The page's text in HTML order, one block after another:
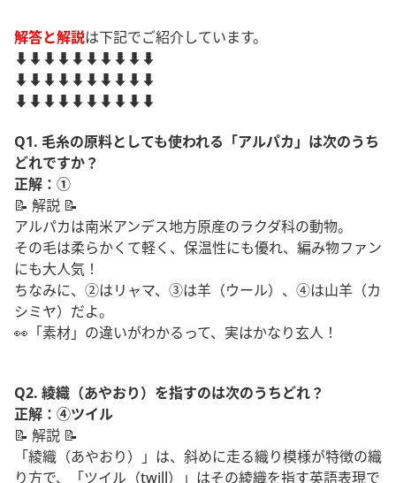
解答と解説は下記でご紹介しています。
⬇️⬇️⬇️⬇️⬇️⬇️⬇️⬇️⬇️⬇️
⬇️⬇️⬇️⬇️⬇️⬇️⬇️⬇️⬇️⬇️
⬇️⬇️⬇️⬇️⬇️⬇️⬇️⬇️⬇️⬇️
Q1. 毛糸の原料としても使われる「アルパカ」は次のうち
どれですか？
正解：①
📝 解説 📝
アルパカは南米アンデス地方原産のラクダ科の動物。
その毛は柔らかくて軽く、保温性にも優れ、編み物ファン
にも大人気！
ちなみに、②はリャマ、③は羊（ウール）、④は山羊（カ
シミヤ）だよ。
👀「素材」の違いがわかるって、実はかなり玄人！
Q2. 綾織（あやおり）を指すのは次のうちどれ？
正解：④ツイル
📝 解説 📝
「綾織（あやおり）」は、斜めに走る織り模様が特徴の織
り方で、「ツイル（twill）」はその綾織を指す英語表現で